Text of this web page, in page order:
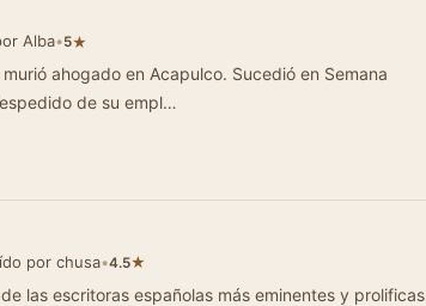
Alba•5★
en Acapulco. Sucedió en Semana
de su empl…
por chusa•4.5★
las escritoras españolas más eminentes y prolificas